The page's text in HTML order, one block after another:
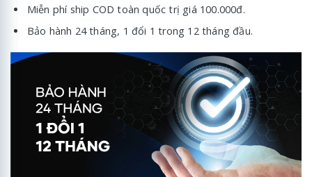
Miễn phí ship COD toàn quốc trị giá 100.000đ.
Bảo hành 24 tháng, 1 đổi 1 trong 12 tháng đầu.